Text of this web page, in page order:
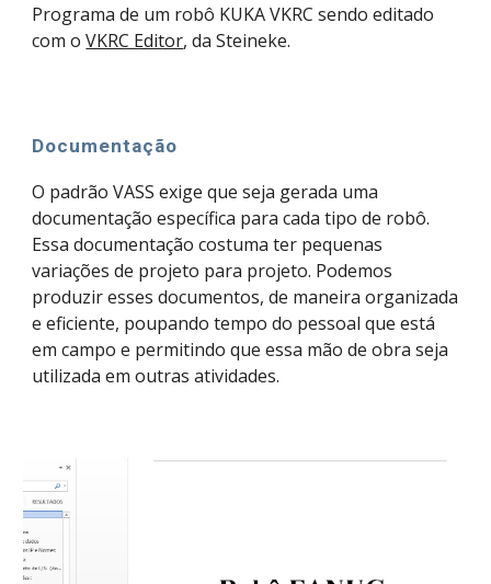
Programa de um robô KUKA VKRC sendo editado
com oVKRC Editor, da Steineke.
Documentação
O padrão VASS exige que seja gerada uma
documentação específica para cada tipo de robô.
Essa documentação costuma ter pequenas
variações de projeto para projeto. Podemos
produzir esses documentos, de maneira organizada
e eficiente, poupando tempo do pessoal que está
em campo e permitindo que essa mão de obra seja
utilizada em outras atividades.